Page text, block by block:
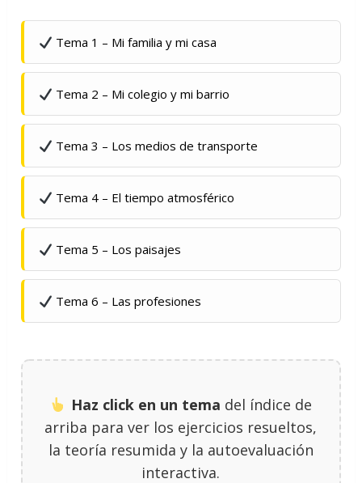
Tema 1 – Mi familia y mi casa
Tema 2 – Mi colegio y mi barrio
Tema 3 – Los medios de transporte
Tema 4 – El tiempo atmosférico
Tema 5 – Los paisajes
Tema 6 – Las profesiones
Haz click en un tema del índice de
arriba para ver los ejercicios resueltos,
la teoría resumida y la autoevaluación
interactiva.